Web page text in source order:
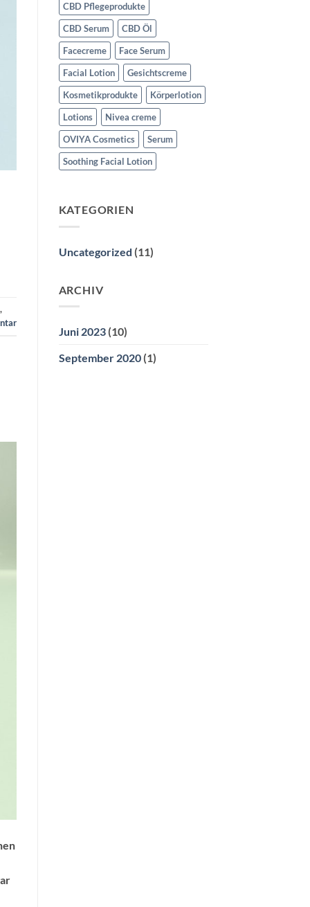
,
CBD Pflegeprodukte
CBD Serum
CBD Öl
Facecreme
Face Serum
Facial Lotion
Gesichtscreme
Kosmetikprodukte
Körperlotion
Lotions
Nivea creme
OVIYA Cosmetics
Serum
Soothing Facial Lotion
KATEGORIEN
Uncategorized (11)
ARCHIV
Juni 2023(10)
September 2020(1)